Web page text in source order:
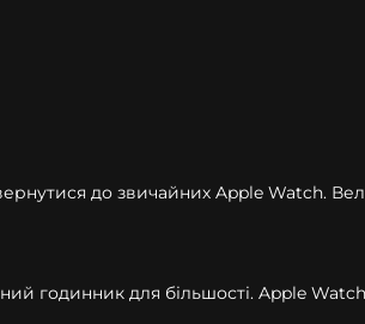
до звичайних Apple Watch.
годинник для більшості. Apple